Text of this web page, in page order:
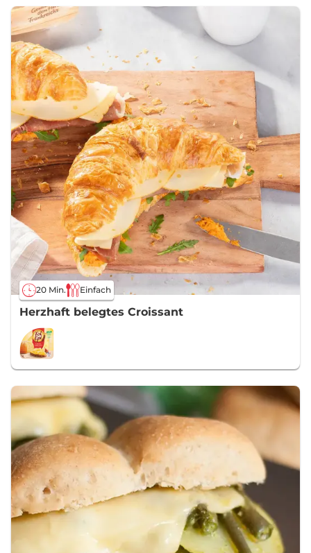
20 Min. Einfach
Herzhaft belegtes Croissant